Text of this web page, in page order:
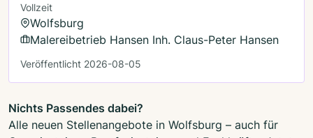
Vollzeit
Wolfsburg
Malereibetrieb Hansen Inh. Claus-Peter Hansen
Veröffentlicht 2026-08-05
Nichts Passendes dabei?
Alle neuen Stellenangebote in Wolfsburg – auch für